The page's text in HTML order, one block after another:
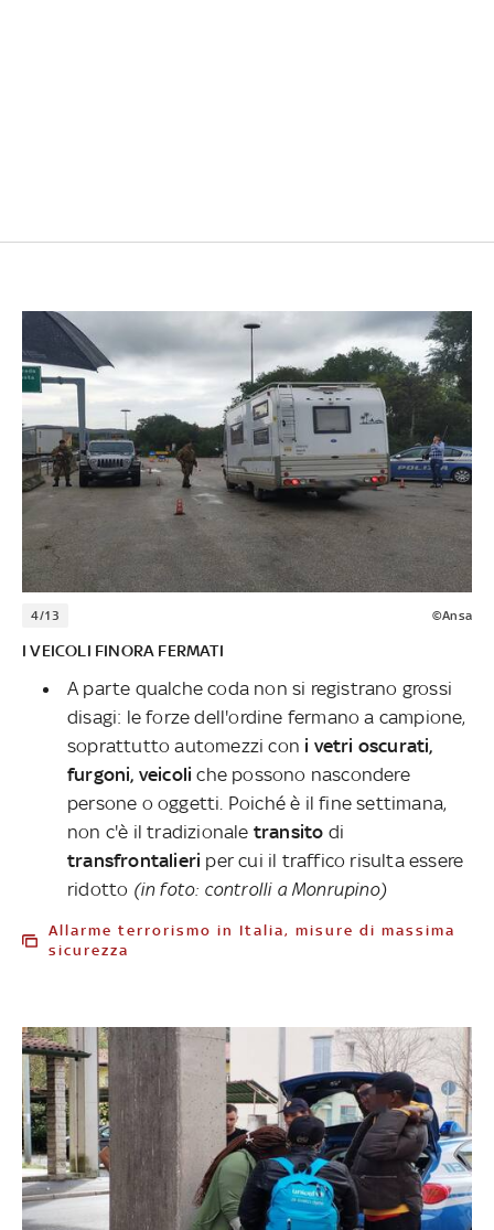
4/13 ©Ansa
I VEICOLI FINORA FERMATI
A parte qualche coda non si registrano grossi
disagi: le forze dell'ordine fermano a campione,
soprattutto automezzi con i vetri oscurati,
furgoni, veicoli che possono nascondere
persone o oggetti. Poiché è il fine settimana,
non c'è il tradizionale transito di
transfrontalieri per cui il traffico risulta essere
ridotto (in foto: controlli a Monrupino)
Allarme terrorismo in Italia, misure di massima
sicurezza